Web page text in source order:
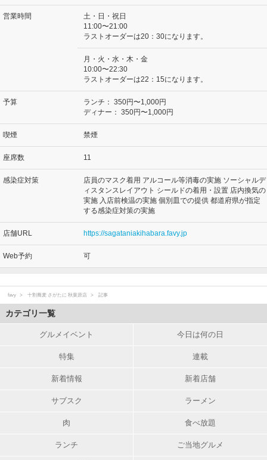
営業時間
土・日・祝日
11:00〜21:00
ラストオーダーは20：30になります。
月・火・水・木・金
10:00〜22:30
ラストオーダーは22：15になります。
予算 ランチ： 350円〜1,000円
ディナー： 350円〜1,000円
喫煙 禁煙
座席数 11
感染症対策
店員のマスク着用 アルコール等消毒の実施 ソーシャルデ
ィスタンスレイアウト シールドの着用・設置 店内換気の
実施 入店前検温の実施 個別皿での提供 都道府県が指定
する感染症対策の実施
店舗URL https://sagataniakihabara.favy.jp
Web予約 可
favy 十割蕎麦 さがたに 秋葉原店 記事
カテゴリ一覧
グルメイベント 今日は何の日
特集 連載
新着情報 新着店舗
サブスク ラーメン
肉 食べ放題
ランチ ご当地グルメ